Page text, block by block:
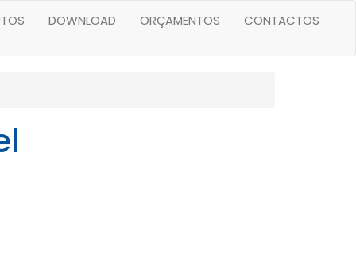
DOWNLOAD ORÇAMENTOS CONTACTOS